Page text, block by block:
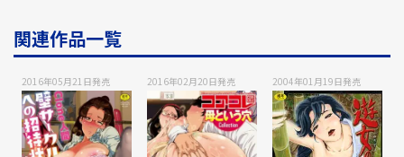
関連作品一覧
2016年05月21日発売 2016年02月20日発売 2004年01月19日発売